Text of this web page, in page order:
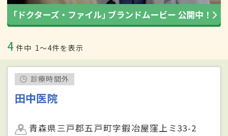
4 件中 1〜4件を表示
診療時間外
田中医院
青森県三戸郡五戸町字鍜冶屋窪上ミ33-2